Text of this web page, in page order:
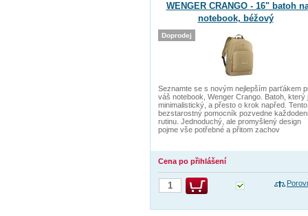
WENGER CRANGO - 16" batoh
notebook, béžový
Seznamte se s novým nejlepším parťákem
váš notebook, Wenger Crango. Batoh, který
minimalistický, a přesto o krok napřed. Tento
bezstarostný pomocník pozvedne
rutinu. Jednoduchý, ale promyšlený design
pojme vše potřebné a přitom zachov
Cena po přihlášení
Doprodej